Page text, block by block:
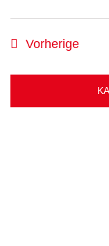
Vorherige